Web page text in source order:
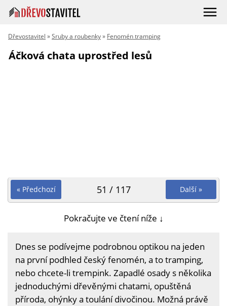
Dřevostavitel »Sruby a roubenky» Fenomén tramping
Áčková chata uprostřed lesů
« Předchozí Další »
51 / 117
Pokračujte ve čtení níže ↓
Dnes se podívejme podrobnou optikou na jeden
na první podhled český fenomén, a to tramping,
nebo chcete-li trempink. Zapadlé osady s několika
jednoduchými dřevěnými chatami, opuštěná
příroda, ohýnky a toulání divočinou. Možná právě